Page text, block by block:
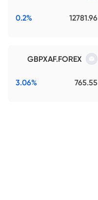
12781.96
0.2%
GBPXAF.FOREX
765.55
3.06%